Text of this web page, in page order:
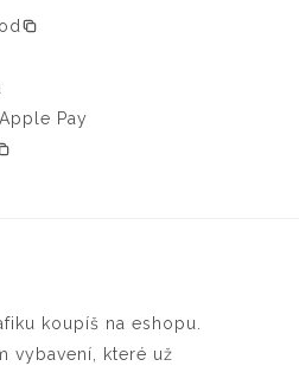
Pay
koupíš na eshopu.
vybavení, které už